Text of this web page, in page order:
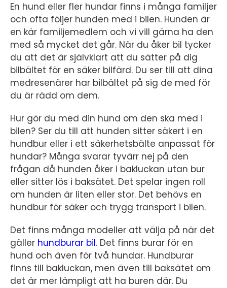
En hund eller fler hundar finns i många familjer
och ofta följer hunden med i bilen. Hunden är
en kär familjemedlem och vi vill gärna ha den
med så mycket det går. När du åker bil tycker
du att det är självklart att du sätter på dig
bilbältet för en säker bilfärd. Du ser till att dina
medresenärer har bilbältet på sig de med för
du är rädd om dem.
Hur gör du med din hund om den ska med i
bilen? Ser du till att hunden sitter säkert i en
hundbur eller i ett säkerhetsbälte anpassat för
hundar? Många svarar tyvärr nej på den
frågan då hunden åker i bakluckan utan bur
eller sitter lös i baksätet. Det spelar ingen roll
om hunden är liten eller stor. Det behövs en
hundbur för säker och trygg transport i bilen.
Det finns många modeller att välja på när det
gäller hundburar bil. Det finns burar för en
hund och även för två hundar. Hundburar
finns till bakluckan, men även till baksätet om
det är mer lämpligt att ha buren där. Du